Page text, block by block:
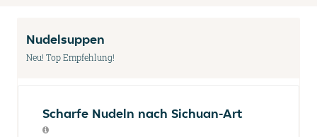
Nudelsuppen
Neu! Top Empfehlung!
Scharfe Nudeln nach Sichuan-Art